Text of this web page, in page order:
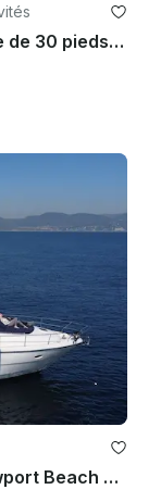
Location de yacht de sport de luxe de 30 pieds à Newport Beach - Port - Coastal - Catalina
Yacht Aicon Fly de 56 pieds à Newport Beach pour 12 personnes